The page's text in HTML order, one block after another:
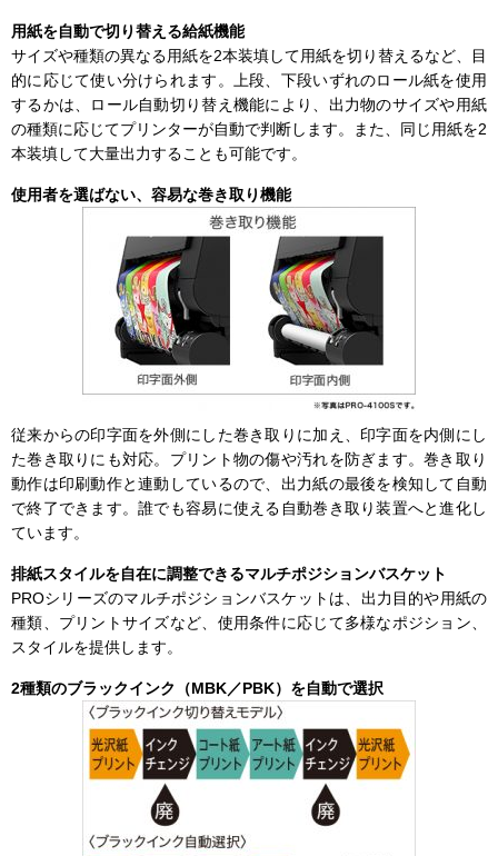
用紙を自動で切り替える給紙機能
サイズや種類の異なる用紙を2本装填して用紙を切り替えるなど、目
的に応じて使い分けられます。上段、下段いずれのロール紙を使用
するかは、ロール自動切り替え機能により、出力物のサイズや用紙
の種類に応じてプリンターが自動で判断します。また、同じ用紙を2
本装填して大量出力することも可能です。
使用者を選ばない、容易な巻き取り機能
従来からの印字面を外側にした巻き取りに加え、印字面を内側にし
た巻き取りにも対応。プリント物の傷や汚れを防ぎます。巻き取り
動作は印刷動作と連動しているので、出力紙の最後を検知して自動
で終了できます。誰でも容易に使える自動巻き取り装置へと進化し
ています。
排紙スタイルを自在に調整できるマルチポジションバスケット
PROシリーズのマルチポジションバスケットは、出力目的や用紙の
種類、プリントサイズなど、使用条件に応じて多様なポジション、
スタイルを提供します。
2種類のブラックインク（MBK／PBK）を自動で選択